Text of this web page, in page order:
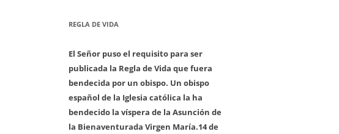
REGLA DE VIDA
El Señor puso el requisito para ser
publicada la Regla de Vida que fuera
bendecida por un obispo. Un obispo
español de la Iglesia católica la ha
bendecido la víspera de la Asunción de
la Bienaventurada Virgen María.14 de